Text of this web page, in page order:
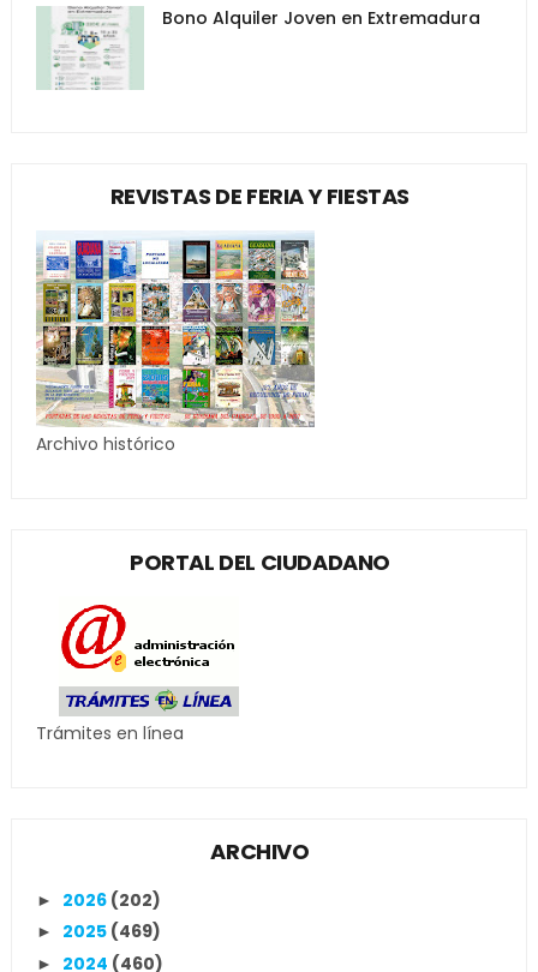
Bono Alquiler Joven en Extremadura
REVISTAS DE FERIA Y FIESTAS
Archivo histórico
PORTAL DEL CIUDADANO
Trámites en línea
ARCHIVO
► 2026 (202)
► 2025 (469)
► 2024 (460)